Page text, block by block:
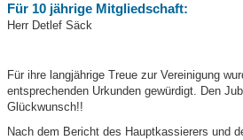
Für 10 jährige Mitgliedschaft:
Herr Detlef Säck
Für ihre langjährige Treue zur Vereinigung
entsprechenden Urkunden gewürdigt. Den
Glückwunsch!!
Nach dem Bericht des Hauptkassierers und